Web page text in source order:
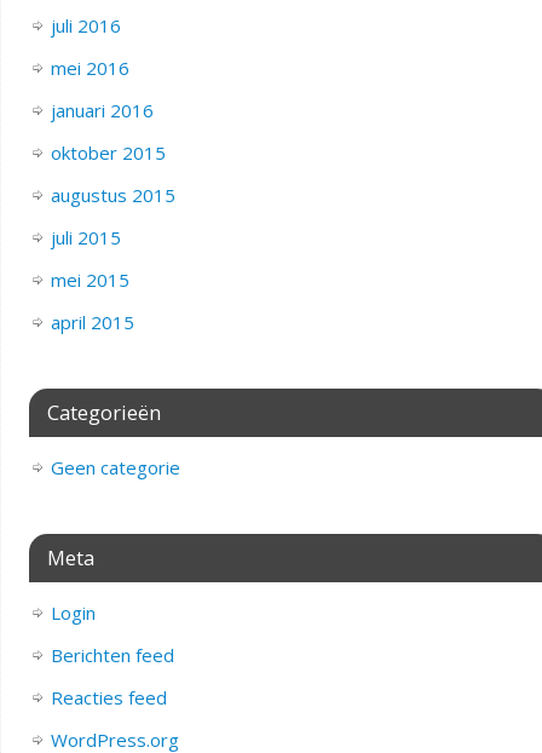
juli 2016
mei 2016
januari 2016
oktober 2015
augustus 2015
juli 2015
mei 2015
april 2015
Categorieën
Geen categorie
Meta
Login
Berichten feed
Reacties feed
WordPress.org